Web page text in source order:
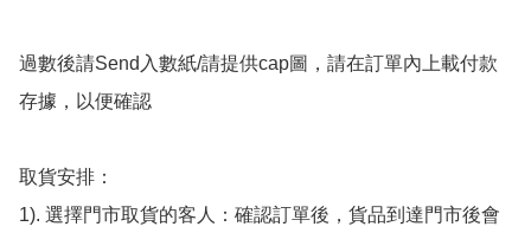
過數後請Send入數紙/請提供cap圖，請在訂單內上載付款
存據，以便確認
取貨安排：
1). 選擇門市取貨的客人：確認訂單後，貨品到達門市後會